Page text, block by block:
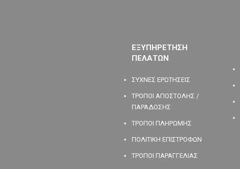
ΕΞΥΠΗΡΕΤΗΣΗ
ΠΕΛΑΤΩΝ
ΣΥΧΝΕΣ ΕΡΩΤΗΣΕΙΣ
ΤΡΟΠΟΙ ΑΠΟΣΤΟΛΗΣ /
ΠΑΡΑΔΟΣΗΣ
ΤΡΟΠΟΙ ΠΛΗΡΩΜΗΣ
ΠΟΛΙΤΙΚΗ ΕΠΙΣΤΡΟΦΩΝ
ΤΡΟΠΟΙ ΠΑΡΑΓΓΕΛΙΑΣ